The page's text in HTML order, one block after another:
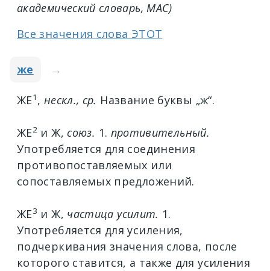
академический словарь, МАС)
Все значения слова ЭТОТ
же →
ЖЕ1 , нескл., ср. Название буквы „ж“.
ЖЕ2 иЖ, союз. 1. противительный.
Употребляется для соединения
противопоставляемых или
сопоставляемых предложений.
ЖЕ3 иЖ, частица усилит. 1.
Употребляется для усиления,
подчеркивания значения слова, после
которого ставится, а также для усиления